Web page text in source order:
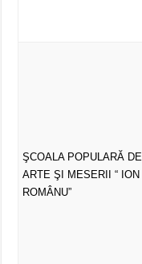
ŞCOALA POPULARĂ DE
ARTE ŞI MESERII “ ION
ROMÂNU”